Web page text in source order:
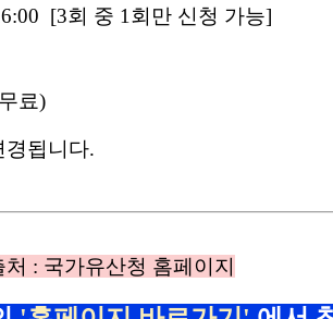
[3회 중 1회만 신청 가능]
료)
됩니다.
처 : 국가유산청 홈페이지